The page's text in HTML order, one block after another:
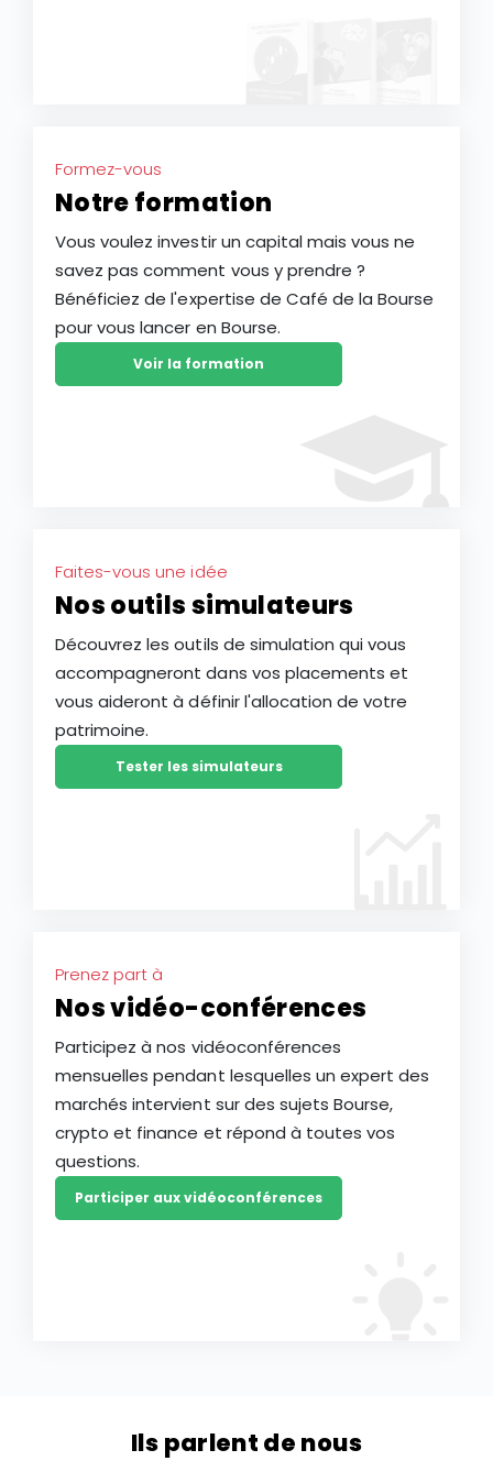
Formez-vous
Notre formation
Vous voulez investir un capital mais vous ne
savez pas comment vous y prendre ?
Bénéficiez de l'expertise de Café de la Bourse
pour vous lancer en Bourse.
Voir la formation
Faites-vous une idée
Nos outils simulateurs
Découvrez les outils de simulation qui vous
accompagneront dans vos placements et
vous aideront à définir l'allocation de votre
patrimoine.
Tester les simulateurs
Prenez part à
Nos vidéo-conférences
Participez à nos vidéoconférences
mensuelles pendant lesquelles un expert des
marchés intervient sur des sujets Bourse,
crypto et finance et répond à toutes vos
questions.
Participer aux vidéoconférences
Ils parlent de nous